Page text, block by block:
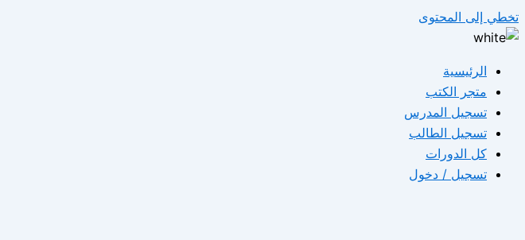
تخطي إلى المحتوى
الرئيسية
متجر الكتب
تسجيل المدرس
تسجيل الطالب
كل الدورات
تسجيل / دخول